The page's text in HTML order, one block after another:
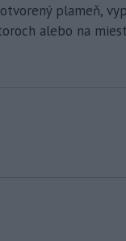
plameň,
alebo na